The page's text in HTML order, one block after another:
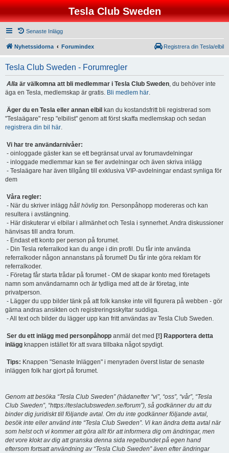
Tesla Club Sweden
Senaste Inlägg
Nyhetssidorna Forumindex Registrera din Tesla/elbil
Tesla Club Sweden - Forumregler
Alla är välkomna att bli medlemmar i Tesla Club Sweden, du behöver inte
äga en Tesla, medlemskap är gratis. Bli medlem här.
Äger du en Tesla eller annan elbil kan du kostandsfritt bli registrerad som
"Teslaägare" resp "elbilist" genom att först skaffa medlemskap och sedan
registrera din bil här.
Vi har tre användarnivåer:
- oinloggade gäster kan se ett begränsat urval av forumavdelningar
- inloggade medlemmar kan se fler avdelningar och även skriva inlägg
- Teslaägare har även tillgång till exklusiva VIP-avdelningar endast synliga för
dem
Våra regler:
- När du skriver inlägg håll hövlig ton. Personpåhopp modereras och kan
resultera i avstängning.
- Här diskuterar vi elbilar i allmänhet och Tesla i synnerhet. Andra diskussioner
hänvisas till andra forum.
- Endast ett konto per person på forumet.
- Din Tesla referralkod kan du ange i din profil. Du får inte använda
referralkoder någon annanstans på forumet! Du får inte göra reklam för
referralkoder.
- Företag får starta trådar på forumet - OM de skapar konto med företagets
namn som användarnamn och är tydliga med att de är företag, inte
privatperson.
- Lägger du upp bilder tänk på att folk kanske inte vill figurera på webben - gör
gärna andras ansikten och registreringsskyltar suddiga.
- All text och bilder du lägger upp kan fritt användas av Tesla Club Sweden.
Ser du ett inlägg med personpåhopp anmäl det med [!] Rapportera detta
inlägg knappen istället för att svara tillbaka något spydigt.
Tips: Knappen "Senaste Inläggen" i menyraden överst listar de senaste
inläggen folk har gjort på forumet.
Genom att besöka “Tesla Club Sweden” (hädanefter “vi”, “oss”, “vår”, “Tesla
Club Sweden”, “https://teslaclubsweden.se/forum”), så godkänner du att du
binder dig juridiskt till följande avtal. Om du inte godkänner följande avtal,
besök inte eller använd inte “Tesla Club Sweden”. Vi kan ändra detta avtal när
som helst och vi kommer att göra allt för att informera dig om ändringar, men
det vore klokt av dig att granska denna sida regelbundet på egen hand
eftersom fortsatt användning av “Tesla Club Sweden” även efter ändringar